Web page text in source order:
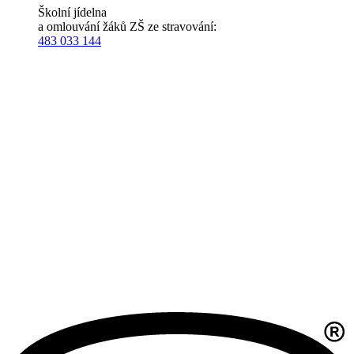
Školní jídelna
a omlouvání žáků ZŠ ze stravování:
483 033 144